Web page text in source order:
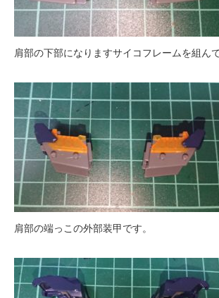
肩部の下部になりますサイコフレームを組ん
肩部の端っこの外部装甲です。